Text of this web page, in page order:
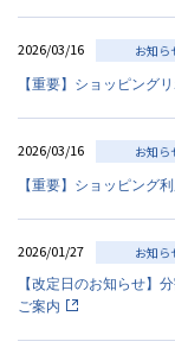
2026/03/16 お知ら
【重要】ショッピング
2026/03/16 お知ら
【重要】ショッピング
2026/01/27 お知ら
【改定日のお知らせ】
ご案内